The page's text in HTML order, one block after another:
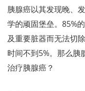
胰腺癌以其发现晚、
学的顽固堡垒。85%
及重要脏器而无法切
时间不到5%。那么胰
治疗胰腺癌？